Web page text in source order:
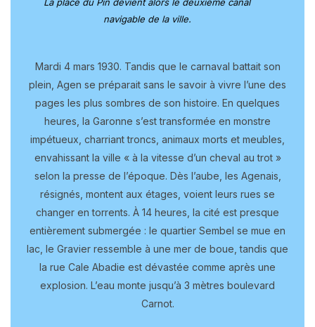
navigable de la ville.
Mardi 4 mars 1930. Tandis que le carnaval battait son
plein, Agen se préparait sans le savoir à vivre l’une des
pages les plus sombres de son histoire. En quelques
heures, la Garonne s’est transformée en monstre
impétueux, charriant troncs, animaux morts et meubles,
envahissant la ville « à la vitesse d’un cheval au trot »
selon la presse de l’époque. Dès l’aube, les Agenais,
résignés, montent aux étages, voient leurs rues se
changer en torrents. À 14 heures, la cité est presque
entièrement submergée : le quartier Sembel se mue en
lac, le Gravier ressemble à une mer de boue, tandis que
la rue Cale Abadie est dévastée comme après une
explosion. L’eau monte jusqu’à 3 mètres boulevard
Carnot.